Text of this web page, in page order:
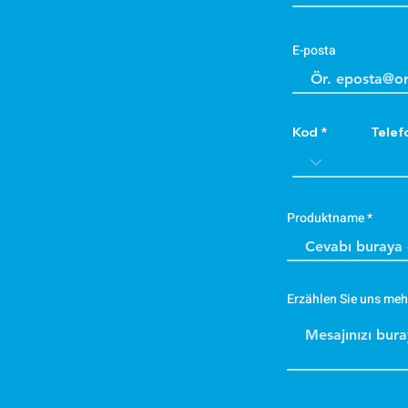
E-posta
Kod
Produktname
Erzählen Sie uns